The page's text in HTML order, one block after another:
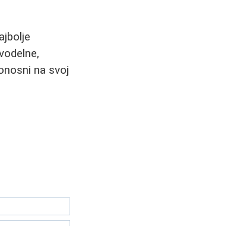
na svoj